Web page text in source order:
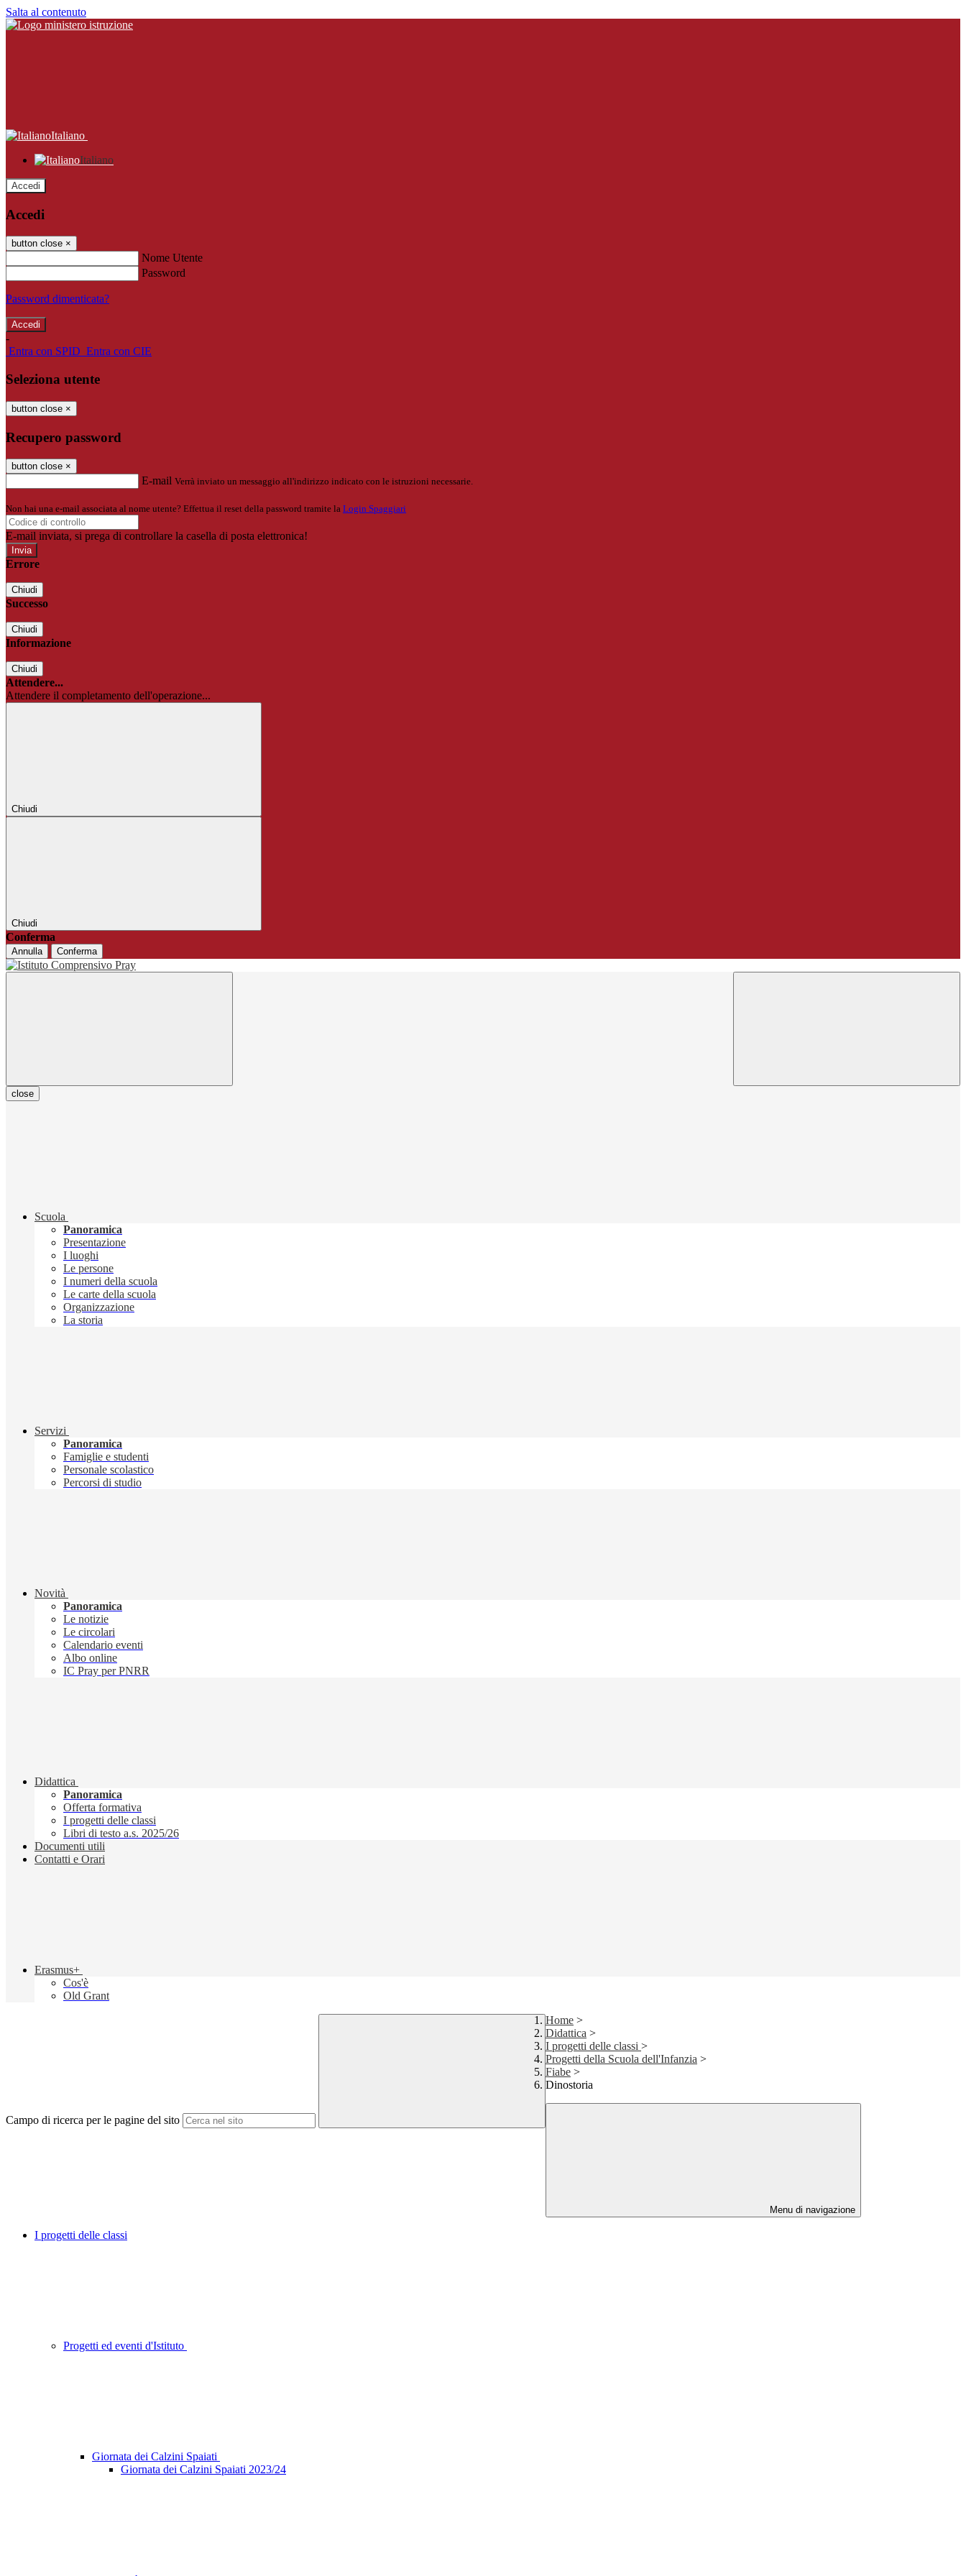
Salta al contenuto
Italiano
Italiano
Accedi
Accedi
button close ×
Nome Utente
Password
Password dimenticata?
-
Entra con SPID Entra con CIE
Seleziona utente
button close ×
Recupero password
button close ×
E-mail Verrà inviato un messaggio all'indirizzo indicato con le istruzioni necessarie.
Non hai una e-mail associata al nome utente? Effettua il reset della password tramite la Login Spaggiari
E-mail inviata, si prega di controllare la casella di posta elettronica!
Errore
Chiudi
Successo
Chiudi
Informazione
Chiudi
Attendere...
Attendere il completamento dell'operazione...
Chiudi
Chiudi
Conferma
Annulla Conferma
close
Scuola
Panoramica
Presentazione
I luoghi
Le persone
I numeri della scuola
Le carte della scuola
Organizzazione
La storia
Servizi
Panoramica
Famiglie e studenti
Personale scolastico
Percorsi di studio
Novità
Panoramica
Le notizie
Le circolari
Calendario eventi
Albo online
IC Pray per PNRR
Didattica
Panoramica
Offerta formativa
I progetti delle classi
Libri di testo a.s. 2025/26
Documenti utili
Contatti e Orari
Erasmus+
Cos'è
Old Grant
Campo di ricerca per le pagine del sito
Home >
Didattica >
I progetti delle classi >
Progetti della Scuola dell'Infanzia >
Fiabe >
Dinostoria
Menu di navigazione
I progetti delle classi
Progetti ed eventi d'Istituto
Giornata dei Calzini Spaiati
Giornata dei Calzini Spaiati 2023/24